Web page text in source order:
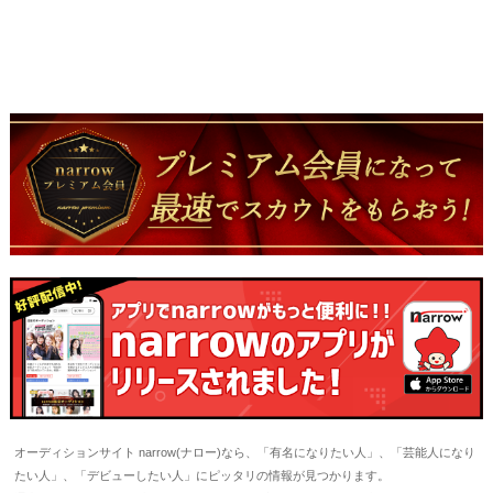
オーディションサイト narrow(ナロー)なら、「有名になりたい人」、「芸能人になり
たい人」、「デビューしたい人」にピッタリの情報が見つかります。